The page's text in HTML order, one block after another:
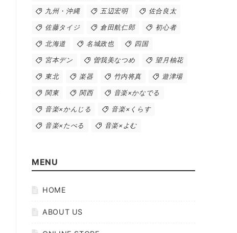
九州・沖縄 五辺宏明 佐合良太
佐藤タイジ 倉田航仁郎 初心者
北海道 名城政也 四国
宮本デン 曽我美なつめ 望月柚花
東北 楽器 竹内将真 遊津場
関東 関西 音楽×かなでる
音楽×かんじる 音楽×くらす
音楽×たべる 音楽×よむ
MENU
HOME
ABOUT US